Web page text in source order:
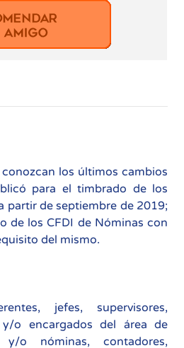
los últimos cambios
para el timbrado de los
partir de septiembre de 2019;
de los CFDI de Nóminas con
del mismo.
jefes, supervisores,
y/o encargados del área de
y/o nóminas, contadores,